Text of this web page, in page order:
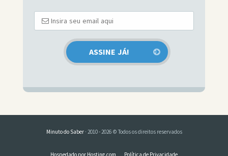
Minuto do Saber· 2010 - 2026 © Todos os direitos reservados
Hospedado por Hosting.com Política de Privacidade